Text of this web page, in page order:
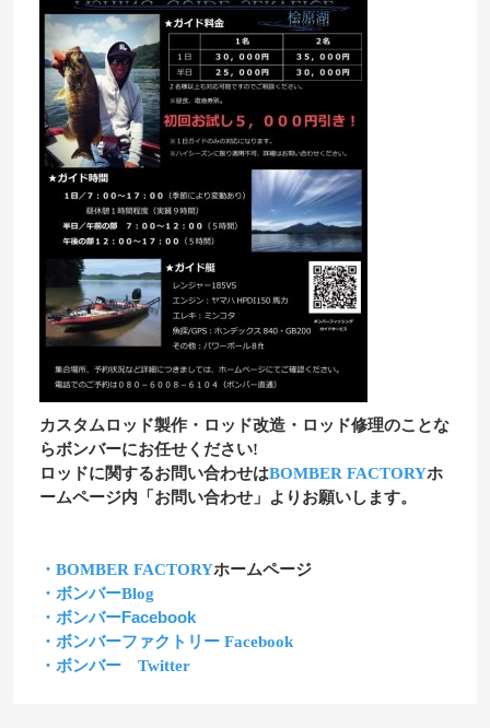
カスタムロッド製作・ロッド改造・ロッド修理のことな
らボンバーにお任せください!
ロッドに関するお問い合わせはBOMBER FACTORYホ
ームページ内「お問い合わせ」よりお願いします。
・BOMBER FACTORYホームページ
・ボンバーBlog
・ボンバーFacebook
・ボンバーファクトリー Facebook
・ボンバー Twitter